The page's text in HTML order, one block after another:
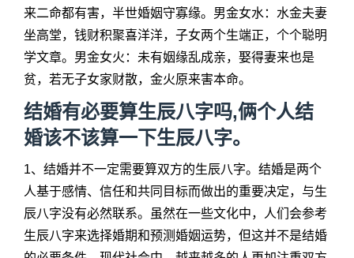
来二命都有害，半世婚姻守寡缘。男金女水：水金夫妻
坐高堂，钱财积聚喜洋洋，子女两个生端正，个个聪明
学文章。男金女火：未有姻缘乱成亲，娶得妻来也是
贫，若无子女家财散，金火原来害本命。
结婚有必要算生辰八字吗,俩个人结
婚该不该算一下生辰八字。
1、结婚并不一定需要算双方的生辰八字。结婚是两个
人基于感情、信任和共同目标而做出的重要决定，与生
辰八字没有必然联系。虽然在一些文化中，人们会参考
生辰八字来选择婚期和预测婚姻运势，但这并不是结婚